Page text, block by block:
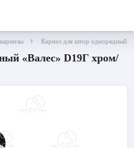
Карниз для штор однорядный
«Валес» D19Г хром/